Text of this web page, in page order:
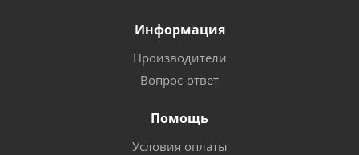
Информация
Производители
Вопрос-ответ
Помощь
Условия оплаты